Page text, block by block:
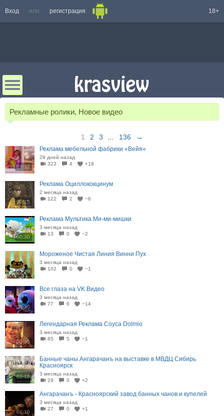
Вход или регистрация 18+
Рекламные ролики, Новое видео
1 2 3 136 →
00:32
Реклама мебельной фабрики «Вейя»
29 дней назад
323
4 +18
00:15
Реклама Оциллококцинум
2 месяца назад
122
2 −6
00:30
Реклама Мультика Ми-ми-мишки
3 месяца назад
13
0 −2
00:29
Мороженое Чистая Линия Винни Пух
3 месяца назад
102
0 −1
00:30
Все глаза на VK Видео
3 месяца назад
77
6 −14
00:30
Легендарная Реклама Соуса Dolmio
3 месяца назад
85
5 −1
02:19
Банные чаны Ангарачанъ на выставке в МВДЦ Сибирь
Красноярск
3 месяца назад
29
0 +2
02:10
Ангарачанъ - Красноярский завод банных чанов и купелей
3 месяца назад
27
0 +1